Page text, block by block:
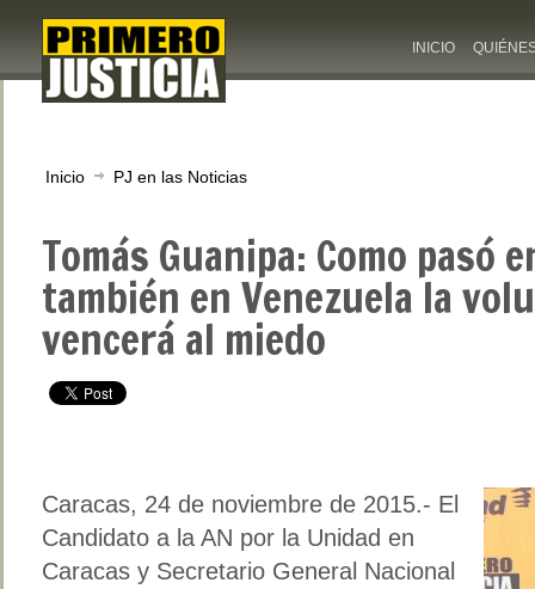
INICIO
Inicio PJ en las Noticias
Tomás Guanipa: Como pasó
también en Venezuela la
vencerá al miedo
Caracas, 24 de noviembre de 2015.- El
Candidato a la AN por la Unidad en
Caracas y Secretario General Nacional